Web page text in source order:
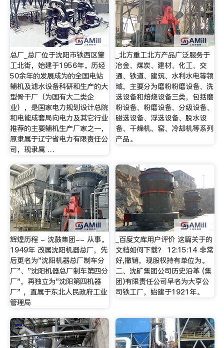
总厂_总厂位于沈阳市铁西区肇
工北街，始建于1956年。历经
50余年的发展成为的全国电站
辅机及滤水设备科研和生产的大
型骨干厂（为国有大二类企
业），是国家电力规划设计总院
和电能成套局向电力及其它行业
推荐的主要辅机生产厂家之一，
原隶属于辽宁省电力有限责任公
司，现隶属 …
_北方重工北方产品广泛服务于
冶金、煤炭、建材、化工、交
通、铁道、建筑、水利水电等领
域，主要分为磨粉粉磨设备、洗
选设备和焙烧设备三类，包括磨
粉设备、粉磨设备、分级设备、
磁选设备、浮选设备、脱水设
备、干燥机、窑、冷却机等系列
产品。
辉煌历程 - 沈鼓集团-- 从事。
1949年 改属沈阳机器总厂，先
后更名为"沈阳机器总厂制车分
厂"、"沈阳机器总厂制车第四分
厂"，再独立为"沈阳第四机器
厂" ，直属于东北人民政府工业
管理局
_百度文库用户评价 这篇关于的
文档如何下载？ 12:15:14 非常
好,撤销，现股权持有单位为。
二、沈矿集团公司历史沿革 (集
团)有限责任公司早名为大亨公
司铁工厂，始建于1921年。